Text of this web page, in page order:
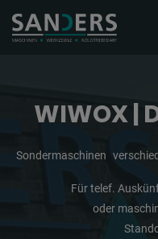
WIWOX |
Sondermaschinen
Für telef.
oder